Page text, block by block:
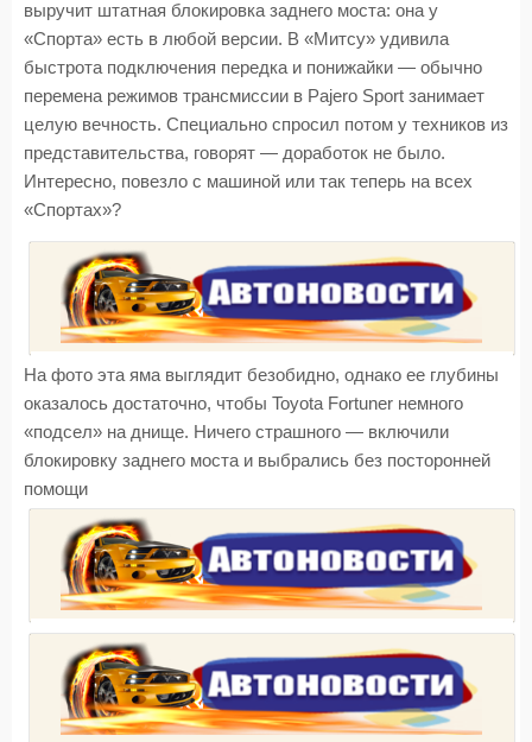
выручит штатная блокировка заднего моста: она у
«Спорта» есть в любой версии. В «Митсу» удивила
быстрота подключения передка и понижайки — обычно
перемена режимов трансмиссии в Pajero Sport занимает
целую вечность. Специально спросил потом у техников из
представительства, говорят — доработок не было.
Интересно, повезло с машиной или так теперь на всех
«Спортах»?
На фото эта яма выглядит безобидно, однако ее глубины
оказалось достаточно, чтобы Toyota Fortuner немного
«подсел» на днище. Ничего страшного — включили
блокировку заднего моста и выбрались без посторонней
помощи